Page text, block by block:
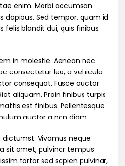
enim. Morbi accumsan
dapibus. Sed tempor, quam id
felis blandit dui, quis finibus
in molestie. Aenean nec
consectetur leo, a vehicula
consequat. Fusce auctor
aliquam. Proin finibus turpis
est finibus. Pellentesque
auctor a non diam.
Vivamus neque
sit amet, pulvinar tempus
tortor sed sapien pulvinar,